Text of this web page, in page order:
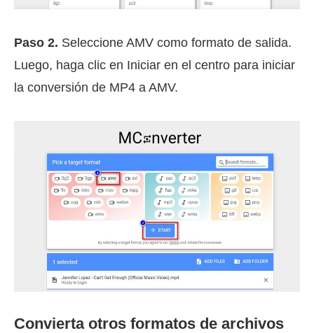
Paso 2. Seleccione AMV como formato de salida.
Luego, haga clic en Iniciar en el centro para iniciar
la conversión de MP4 a AMV.
Convierta otros formatos de archivos